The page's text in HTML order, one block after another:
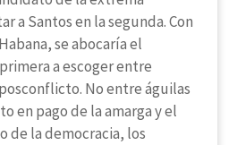
a Santos en la segunda. Con
se abocaría el
a escoger entre
No entre águilas
en pago de la amarga y el
de la democracia, los